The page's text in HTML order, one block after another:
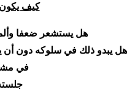
كيف
هل يستشعر ضعفا
هل يبدو ذلك في سلوكه دون أن
في